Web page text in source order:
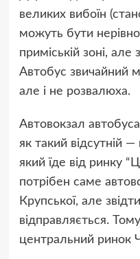
великих вибоїн
можуть бути
приміській зоні,
Автобус звичайний
але і не розвалюха.
Автовокзал
як такий відсутній
який їде від ринку
потрібен саме
Крупської, але
відправляється.
центральний ринок